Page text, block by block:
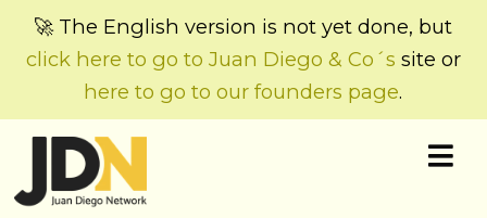
🚀 The English version is not yet done, but
click here to go to Juan Diego & Co´s site or
here to go to our founders page.